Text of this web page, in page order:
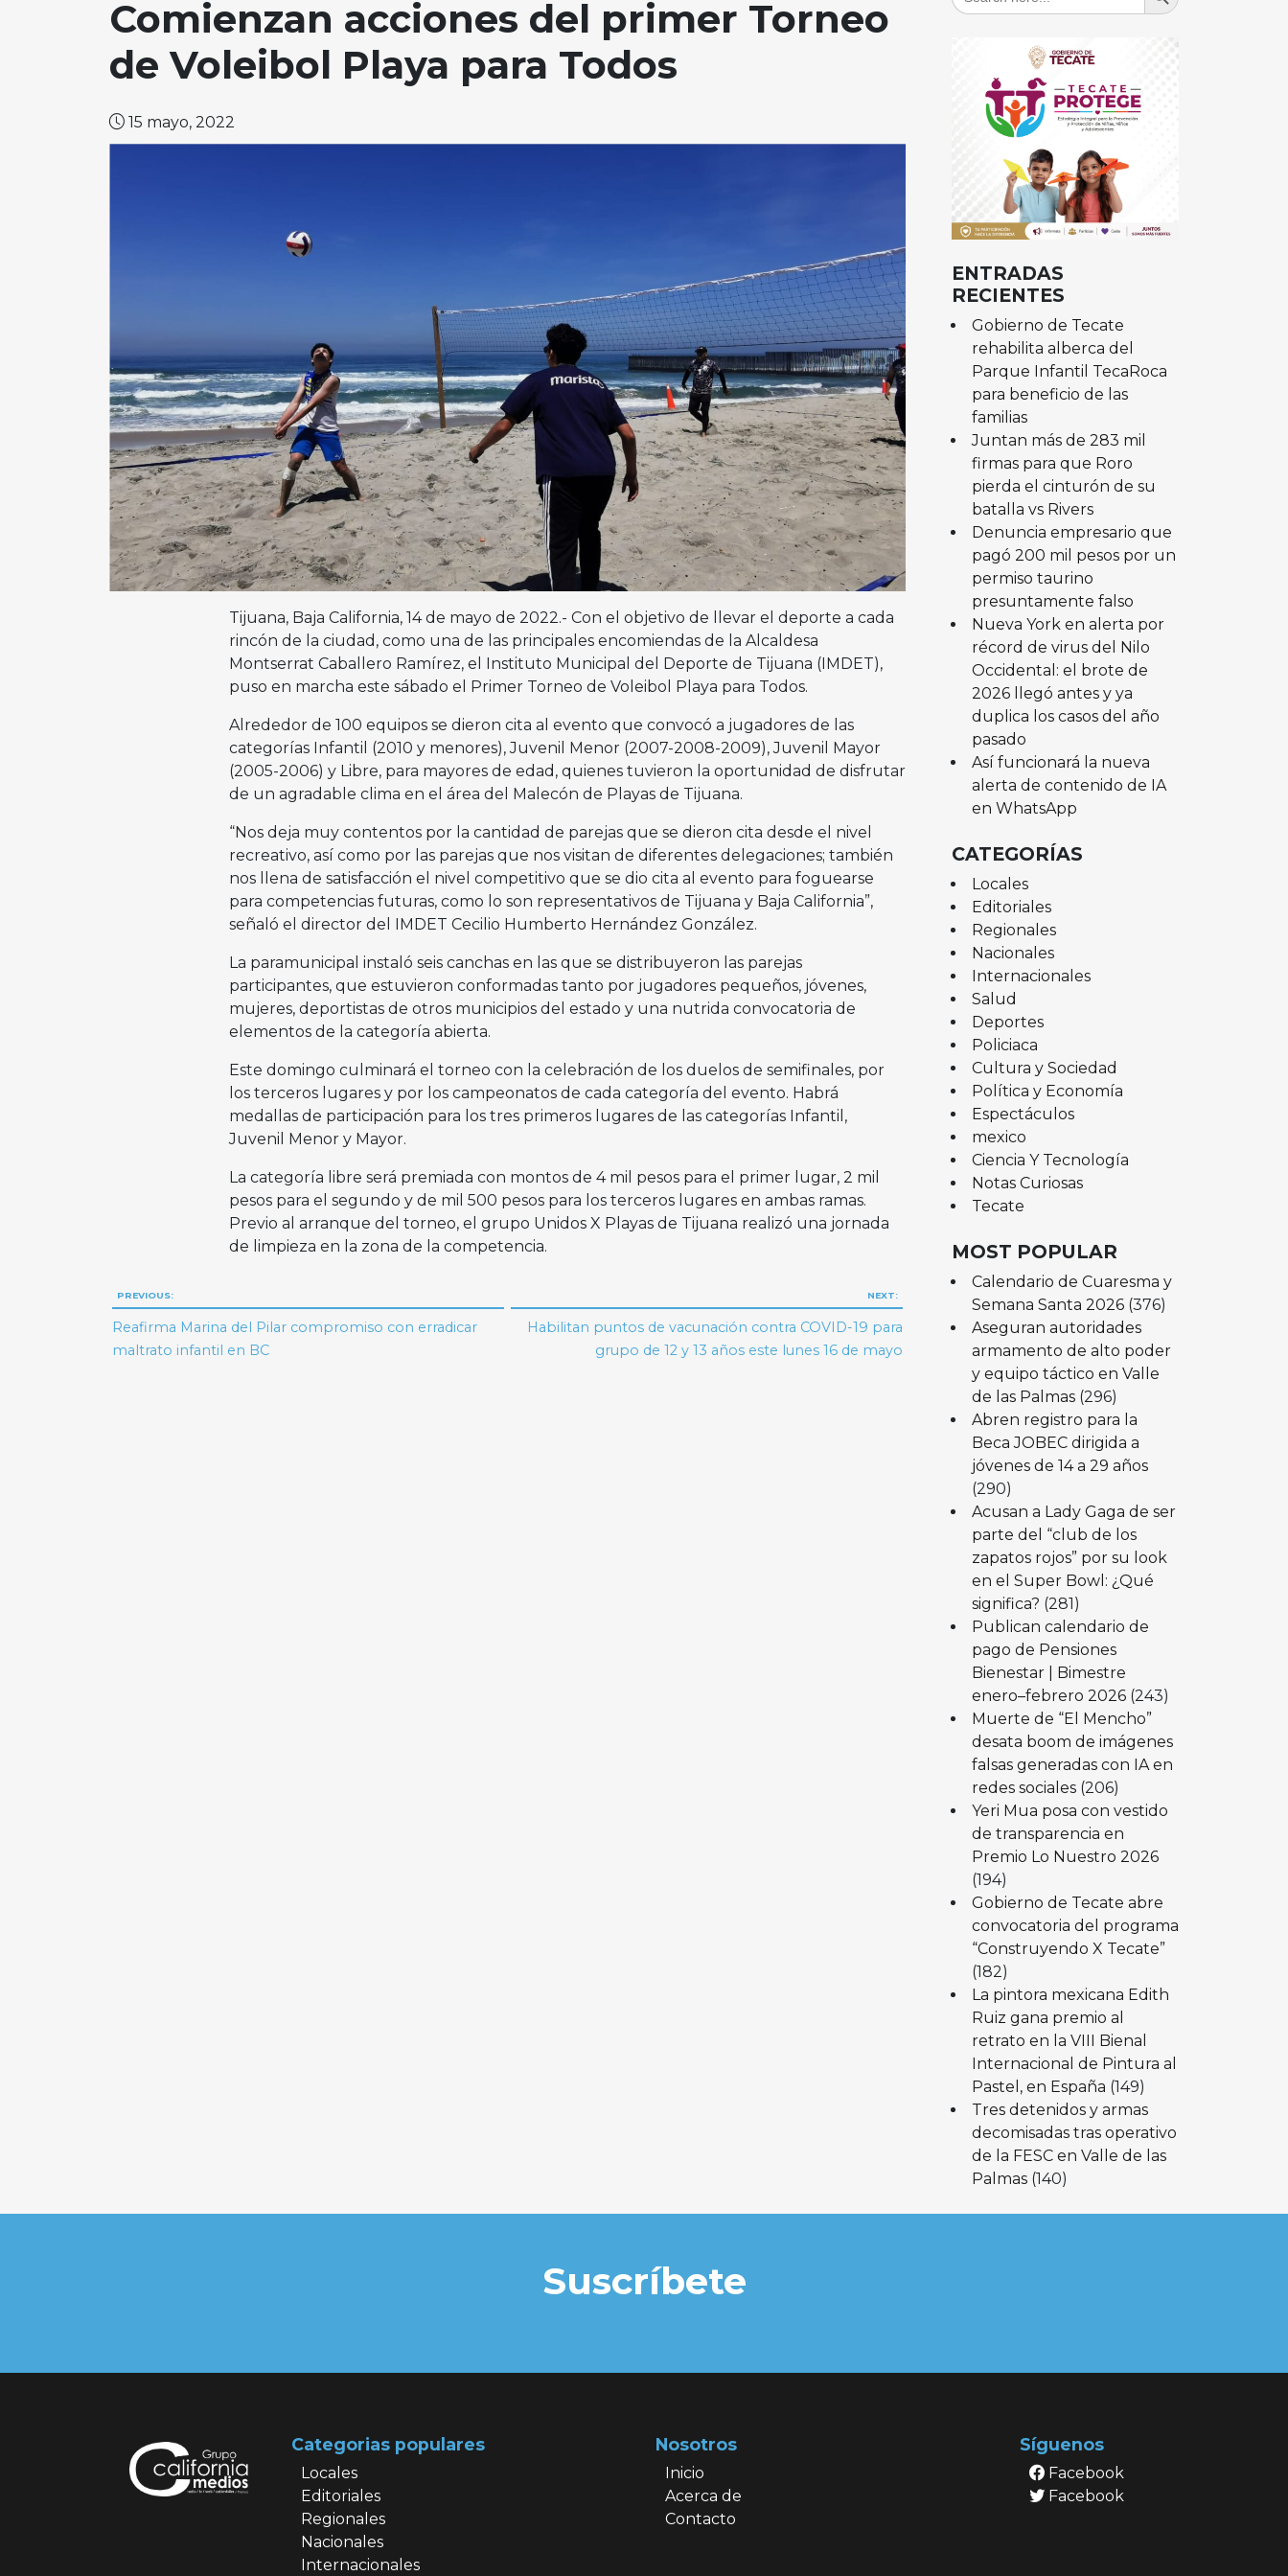
Comienzan acciones del primer Torneo
de Voleibol Playa para Todos
15 mayo, 2022
Tijuana, Baja California, 14 de mayo de 2022.- Con el objetivo de llevar el deporte a cada
rincón de la ciudad, como una de las principales encomiendas de la Alcaldesa
Montserrat Caballero Ramírez, el Instituto Municipal del Deporte de Tijuana (IMDET),
puso en marcha este sábado el Primer Torneo de Voleibol Playa para Todos.
Alrededor de 100 equipos se dieron cita al evento que convocó a jugadores de las
categorías Infantil (2010 y menores), Juvenil Menor (2007-2008-2009), Juvenil Mayor
(2005-2006) y Libre, para mayores de edad, quienes tuvieron la oportunidad de disfrutar
de un agradable clima en el área del Malecón de Playas de Tijuana.
“Nos deja muy contentos por la cantidad de parejas que se dieron cita desde el nivel
recreativo, así como por las parejas que nos visitan de diferentes delegaciones; también
nos llena de satisfacción el nivel competitivo que se dio cita al evento para foguearse
para competencias futuras, como lo son representativos de Tijuana y Baja California”,
señaló el director del IMDET Cecilio Humberto Hernández González.
La paramunicipal instaló seis canchas en las que se distribuyeron las parejas
participantes, que estuvieron conformadas tanto por jugadores pequeños, jóvenes,
mujeres, deportistas de otros municipios del estado y una nutrida convocatoria de
elementos de la categoría abierta.
Este domingo culminará el torneo con la celebración de los duelos de semifinales, por
los terceros lugares y por los campeonatos de cada categoría del evento. Habrá
medallas de participación para los tres primeros lugares de las categorías Infantil,
Juvenil Menor y Mayor.
La categoría libre será premiada con montos de 4 mil pesos para el primer lugar, 2 mil
pesos para el segundo y de mil 500 pesos para los terceros lugares en ambas ramas.
Previo al arranque del torneo, el grupo Unidos X Playas de Tijuana realizó una jornada
de limpieza en la zona de la competencia.
Navegación
de
PREVIOUS:
Reafirma Marina del Pilar compromiso con erradicar
maltrato infantil en BC
NEXT:
Habilitan puntos de vacunación contra COVID-19 para
grupo de 12 y 13 años este lunes 16 de mayo
ENTRADAS
RECIENTES
Gobierno de Tecate
rehabilita alberca del
Parque Infantil TecaRoca
para beneficio de las
familias
Juntan más de 283 mil
firmas para que Roro
pierda el cinturón de su
batalla vs Rivers
Denuncia empresario que
pagó 200 mil pesos por un
permiso taurino
presuntamente falso
Nueva York en alerta por
récord de virus del Nilo
Occidental: el brote de
2026 llegó antes y ya
duplica los casos del año
pasado
Así funcionará la nueva
alerta de contenido de IA
en WhatsApp
CATEGORÍAS
Locales
Editoriales
Regionales
Nacionales
Internacionales
Salud
Deportes
Policiaca
Cultura y Sociedad
Política y Economía
Espectáculos
mexico
Ciencia Y Tecnología
Notas Curiosas
Tecate
MOST POPULAR
Calendario de Cuaresma y
Semana Santa 2026 (376)
Aseguran autoridades
armamento de alto poder
y equipo táctico en Valle
de las Palmas (296)
Abren registro para la
Beca JOBEC dirigida a
jóvenes de 14 a 29 años
(290)
Acusan a Lady Gaga de ser
parte del “club de los
zapatos rojos” por su look
en el Super Bowl: ¿Qué
significa? (281)
Publican calendario de
pago de Pensiones
Bienestar | Bimestre
enero–febrero 2026 (243)
Muerte de “El Mencho”
desata boom de imágenes
falsas generadas con IA en
redes sociales (206)
Yeri Mua posa con vestido
de transparencia en
Premio Lo Nuestro 2026
(194)
Gobierno de Tecate abre
convocatoria del programa
“Construyendo X Tecate”
(182)
La pintora mexicana Edith
Ruiz gana premio al
retrato en la VIII Bienal
Internacional de Pintura al
Pastel, en España (149)
Tres detenidos y armas
decomisadas tras operativo
de la FESC en Valle de las
Palmas (140)
Suscríbete
Categorias populares
Locales
Editoriales
Regionales
Nacionales
Internacionales
Nosotros
Inicio
Acerca de
Contacto
Síguenos
Facebook
Facebook